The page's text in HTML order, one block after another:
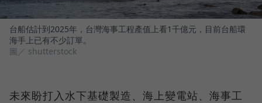
台船估計到2025年，台灣海事工程產值上看1千億元，目前台船環
海手上已有不少訂單。
圖／ shutterstock
未來盼打入水下基礎製造、海上變電站、海事工